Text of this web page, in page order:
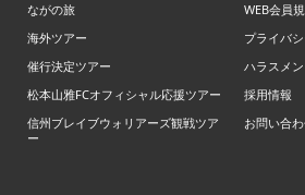
ながの旅
海外ツアー
催行決定ツアー
松本山雅FCオフィシャル応援ツアー
信州ブレイブウォリアーズ観戦ツア
ー
WEB会員
プライバ
ハラスメ
採用情報
お問い合